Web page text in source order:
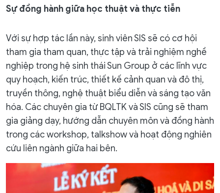
Sự đồng hành giữa học thuật và thực tiễn
Với sự hợp tác lần này, sinh viên SIS sẽ có cơ hội
tham gia tham quan, thực tập và trải nghiệm nghề
nghiệp trong hệ sinh thái Sun Group ở các lĩnh vực
quy hoạch, kiến trúc, thiết kế cảnh quan và đô thị,
truyền thông, nghệ thuật biểu diễn và sáng tạo văn
hóa. Các chuyên gia từ BQLTK và SIS cũng sẽ tham
gia giảng dạy, hướng dẫn chuyên môn và đồng hành
trong các workshop, talkshow và hoạt động nghiên
cứu liên ngành giữa hai bên.